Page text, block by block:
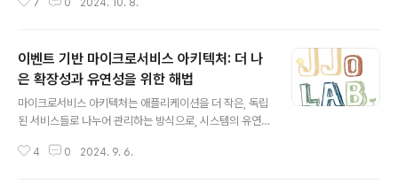
환경에서 실행되며, 이를 효과적으로 연결하기 위해서는
이를 구현하기 위한 구체적인 단계에 대해 알아보겠습니
다.이벤트 기반 아키텍처란 무엇인가?이벤트 기반 아키텍
처는 애플리케이션과 마이크로서비스가 '이벤트'를 중심으
로 상호작용할 수 있도록 지원하는 엔터프라이즈 아키텍처
의 한 형태입니다. 여기서 '이벤트'란 시스템 내에서 발생하
는 변화, 예를 들어 새로운 주문, 데이터 변경, 시스템 상태
이벤트 기반 마이크로서비스 아키텍처: 더 나
은 확장성과 유연성을 위한 해법
마이크로서비스 아키텍처는 애플리케이션을 더 작은, 독립
된 서비스들로 나누어 관리하는 방식으로, 시스템의 유연
트 기반(Event-Driven) 마이크로서비스 아키텍처는 빠
4 0 2024. 9. 6.